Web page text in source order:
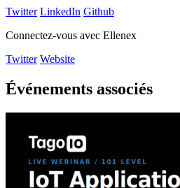
Twitter LinkedIn Github
Connectez-vous avec Ellenex
Twitter Website
Événements associés